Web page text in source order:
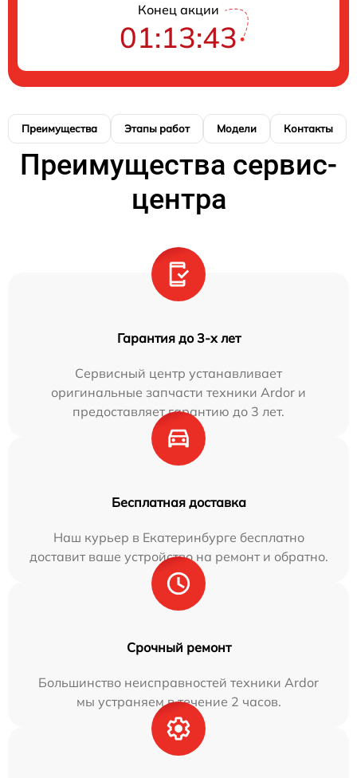
Конец акции
01:13:42
Преимущества Этапы работ Модели Контакты
Преимущества сервис-
центра
Гарантия до 3-х лет
Сервисный центр устанавливает
оригинальные запчасти техники Ardor и
предоставляет гарантию до 3 лет.
Бесплатная доставка
Наш курьер в Екатеринбурге бесплатно
доставит ваше устройство на ремонт и обратно.
Срочный ремонт
Большинство неисправностей техники Ardor
мы устраняем в течение 2 часов.